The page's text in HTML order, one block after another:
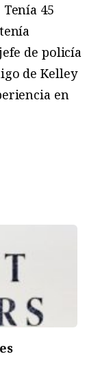
45
de policía
de Kelley
en